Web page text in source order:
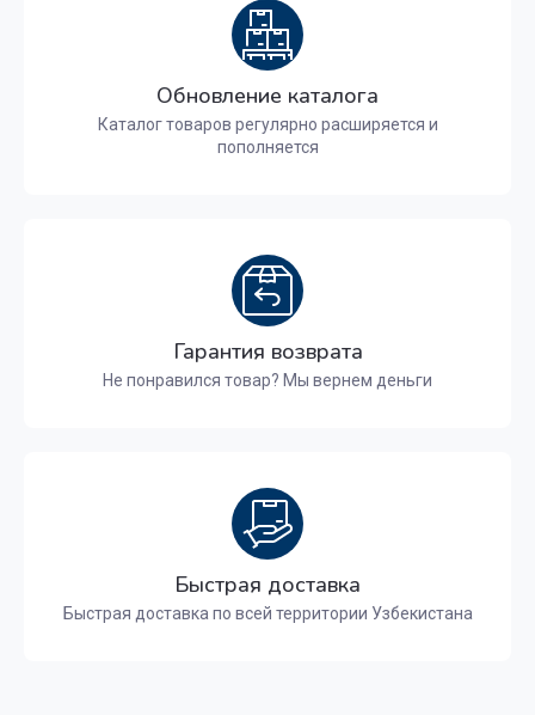
Обновление каталога
Каталог товаров регулярно расширяется и
пополняется
Гарантия возврата
Не понравился товар? Мы вернем деньги
Быстрая доставка
Быстрая доставка по всей территории Узбекистана